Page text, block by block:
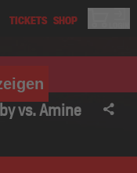
vs. Amine